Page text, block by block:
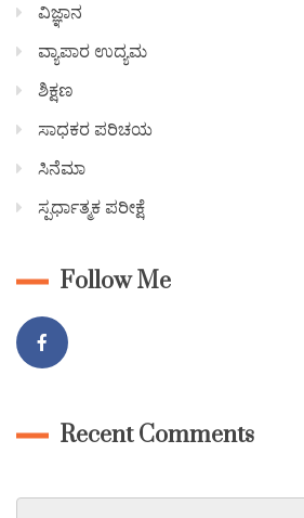
ವಿಜ್ಞಾನ
ವ್ಯಾಪಾರ ಉದ್ಯಮ
ಶಿಕ್ಷಣ
ಸಾಧಕರ ಪರಿಚಯ
ಸಿನೆಮಾ
ಸ್ಪರ್ಧಾತ್ಮಕ ಪರೀಕ್ಷೆ
Follow Me
Recent Comments